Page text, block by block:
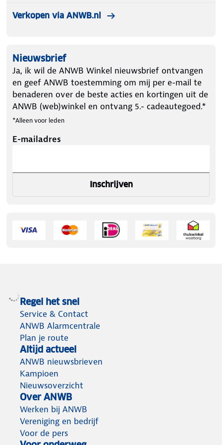
Verkopen via ANWB.nl
Nieuwsbrief
Ja, ik wil de ANWB Winkel nieuwsbrief ontvangen
en geef ANWB toestemming om mij per e-mail te
benaderen over de beste acties en kortingen uit de
ANWB (web)winkel en ontvang 5.- cadeautegoed.*
*Alleen voor leden
E-mailadres
Inschrijven
Regel het snel
Service & Contact
ANWB Alarmcentrale
Plan je route
Altijd actueel
ANWB nieuwsbrieven
Kampioen
Nieuwsoverzicht
Over ANWB
Werken bij ANWB
Vereniging en bedrijf
Voor de pers